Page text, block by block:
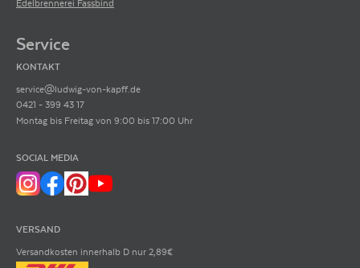
Edelbrennerei Fassbind
Service
KONTAKT
service@ludwig-von-kapff.de
0421 - 399 43 17
Montag bis Freitag von 9:00 bis 17:00 Uhr
SOCIAL MEDIA
VERSAND
Versandkosten innerhalb D nur 2,89€